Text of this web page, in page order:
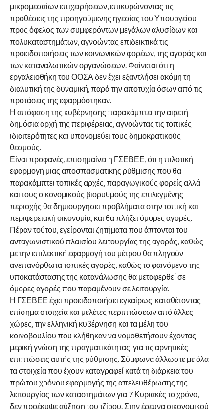
μικρομεσαίων επιχειρήσεων, επικυρώνοντας τις
προθέσεις της προηγούμενης ηγεσίας του Υπουργείου
προς όφελος των συμφερόντων μεγάλων αλυσίδων και
πολυκαταστημάτων, αγνοώντας επιδεικτικά τις
προειδοποιήσεις των κοινωνικών φορέων, της αγοράς και
των καταναλωτικών οργανώσεων. Φαίνεται ότι η
εργαλειοθήκη του ΟΟΣΑ δεν έχει εξαντλήσει ακόμη τη
διαλυτική της δυναμική, παρά την αποτυχία όσων από τις
προτάσεις της εφαρμόστηκαν.
Η απόφαση της κυβέρνησης παρακάμπτει την αιρετή
δημόσια αρχή της περιφέρειας, αγνοώντας τις τοπικές
ιδιαιτερότητες και υπονομεύει τους δημοκρατικούς
θεσμούς.
Είναι προφανές, επισημαίνει η ΓΣΕΒΕΕ, ότι η πιλοτική
εφαρμογή μιας αποσπασματικής ρύθμισης που θα
παρακάμπτει τοπικές αρχές, παραγωγικούς φορείς αλλά
και τους οικονομικούς βιορυθμούς της επιλεγμένης
περιοχής θα δημιουργήσει προβλήματα στην τοπική και
περιφερειακή οικονομία, και θα πλήξει όμορες αγορές.
Πέραν τούτου, εγείρονται ζητήματα που άπτονται του
ανταγωνιστικού πλαισίου λειτουργίας της αγοράς, καθώς
με την επιλεκτική εφαρμογή του μέτρου θα πληγούν
ανεπανόρθωτα τοπικές αγορές, καθώς το φαινόμενο της
υποκατάστασης της κατανάλωσης θα μεταφερθεί σε
όμορες αγορές που παραμένουν σε λειτουργία.
Η ΓΣΕΒΕΕ έχει προειδοποιήσει εγκαίρως, καταθέτοντας
επίσημα στοιχεία και μελέτες περιπτώσεων από άλλες
χώρες, την ελληνική κυβέρνηση και τα μέλη του
κοινοβουλίου που κλήθηκαν να νομοθετήσουν έχοντας
μερική γνώση της πραγματικότητας, για τις αρνητικές
επιπτώσεις αυτής της ρύθμισης. Σύμφωνα άλλωστε με όλα
τα στοιχεία που έχουν καταγραφεί κατά τη διάρκεια του
πρώτου χρόνου εφαρμογής της απελευθέρωσης της
λειτουργίας των καταστημάτων για 7 Κυριακές το χρόνο,
δεν προέκυψε αύξηση του τζίρου. Στην έρευνα οικονομικού